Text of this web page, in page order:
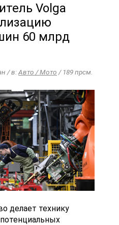
Volga
60 млрд
/ в:Авто / Мото / 189 прсм.
делает технику